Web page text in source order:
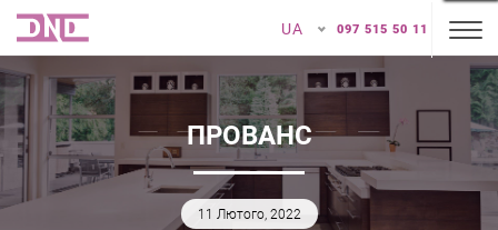
UA 097 515 50 11
ПРОВАНС
11 Лютого, 2022